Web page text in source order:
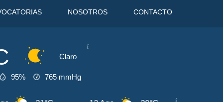
NOSOTROS CONTACTO
Claro
95% 765 mmHg